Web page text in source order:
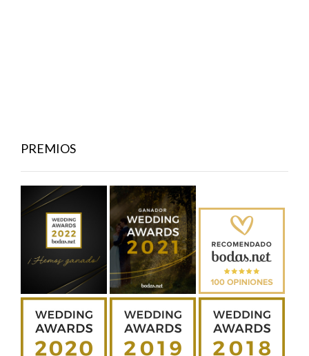
PREMIOS